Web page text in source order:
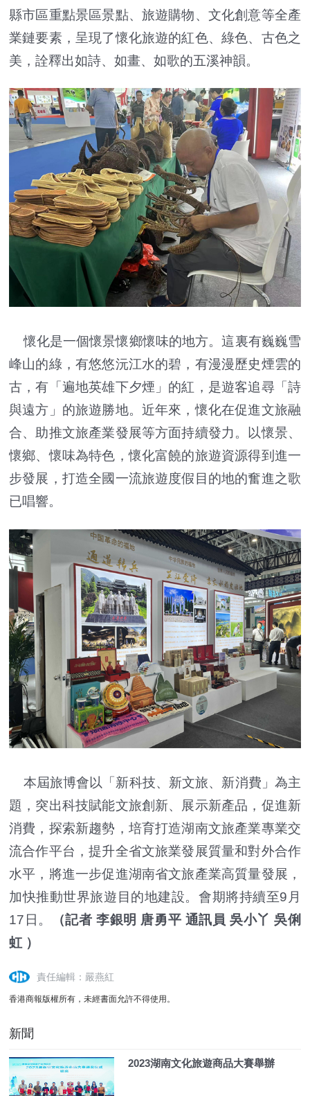
縣市區重點景區景點、旅遊購物、文化創意等全產
業鏈要素，呈現了懷化旅遊的紅色、綠色、古色之
美，詮釋出如詩、如畫、如歌的五溪神韻。
懷化是一個懷景懷鄉懷味的地方。這裏有巍巍雪
峰山的綠，有悠悠沅江水的碧，有漫漫歷史煙雲的
古，有「遍地英雄下夕煙」的紅，是遊客追尋「詩
與遠方」的旅遊勝地。近年來，懷化在促進文旅融
合、助推文旅產業發展等方面持續發力。以懷景、
懷鄉、懷味為特色，懷化富饒的旅遊資源得到進一
步發展，打造全國一流旅遊度假目的地的奮進之歌
已唱響。
本屆旅博會以「新科技、新文旅、新消費」為主
題，突出科技賦能文旅創新、展示新產品，促進新
消費，探索新趨勢，培育打造湖南文旅產業專業交
流合作平台，提升全省文旅業發展質量和對外合作
水平，將進一步促進湖南省文旅產業高質量發展，
加快推動世界旅遊目的地建設。會期將持續至9月
17日。
（記者 李銀明 唐勇平 通訊員 吳小丫 吳俐
虹 ）
責任編輯：嚴燕紅
香港商報版權所有，未經書面允許不得使用。
新聞
2023湖南文化旅遊商品大賽舉辦